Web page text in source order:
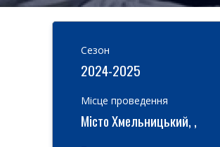
Cезон
2024-2025
Місце проведення
Місто Хмельницький, ,